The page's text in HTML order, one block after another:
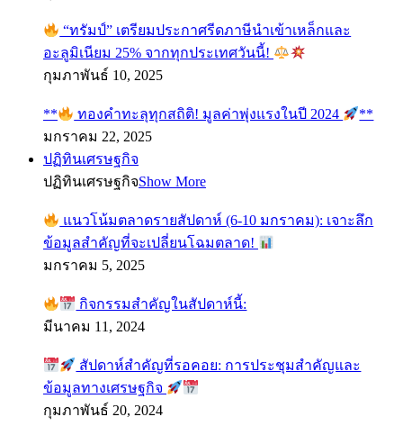
“ทรัมป์” เตรียมประกาศรีดภาษีนำเข้าเหล็กและ
อะลูมิเนียม 25% จากทุกประเทศวันนี้!
กุมภาพันธ์ 10, 2025
** ทองคำทะลุทุกสถิติ! มูลค่าพุ่งแรงในปี 2024
**
มกราคม 22, 2025
ปฏิทินเศรษฐกิจ
ปฏิทินเศรษฐกิจShow More
แนวโน้มตลาดรายสัปดาห์ (6-10 มกราคม): เจาะลึก
ข้อมูลสำคัญที่จะเปลี่ยนโฉมตลาด!
มกราคม 5, 2025
กิจกรรมสำคัญในสัปดาห์นี้:
มีนาคม 11, 2024
สัปดาห์สำคัญที่รอคอย: การประชุมสำคัญและ
ข้อมูลทางเศรษฐกิจ
กุมภาพันธ์ 20, 2024